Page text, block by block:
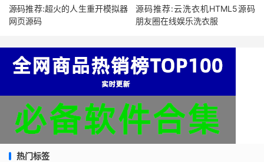
源码推荐:超火的人生重开模拟器
网页源码
源码推荐:云洗衣机HTML5源码
朋友圈在线娱乐洗衣服
热门标签